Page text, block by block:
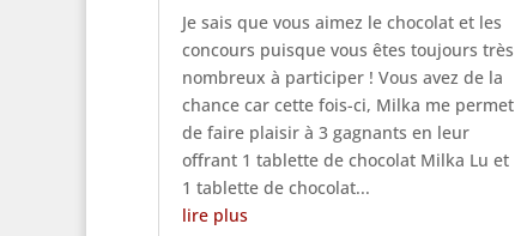
Je sais que vous aimez le chocolat et les
concours puisque vous êtes toujours très
nombreux à participer ! Vous avez de la
chance car cette fois-ci, Milka me permet
de faire plaisir à 3 gagnants en leur
offrant 1 tablette de chocolat Milka Lu et
1 tablette de chocolat...
lire plus